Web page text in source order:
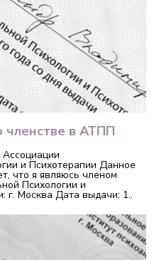
членстве в АТПП
и Психотерапии Данное
что я являюсь членом
Психологии и
г. Москва Дата выдачи: 1..